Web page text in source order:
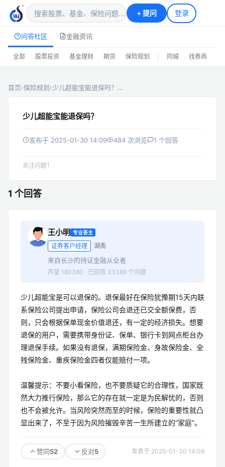
+提问 登录
问答社区 金融资讯
全部 股票投资 基金理财 期货 保险规划 同城 找券商
首页›保险规划›少儿超能宝能退保吗？…
少儿超能宝能退保吗？
发布于 2025-01-30 14:09 484 次浏览 1 个回答
关注问题1
1 个回答
王小明 专业答主
证券客户经理 湖南
来自长沙的持证金融从业者
声望 180360 · 已回答 33389 个问题
少儿超能宝是可以退保的。退保最好在保险犹豫期15天内联
系保险公司提出申请，保险公司会退还已交全额保费，否
则，只会根据保单现金价值退还，有一定的经济损失。想要
退保的用户，需要携带身份证、保单、银行卡到网点柜台办
理退保手续。如果没有退保，满期保险金、身故保险金、全
残保险金、重疾保险金四者仅能赔付一项。
温馨提示：不要小看保险，也不要质疑它的合理性，国家既
然大力推行保险，那么它的存在就一定是为民解忧的，否则
也不会被允许。当风险突然而至的时候，保险的重要性就凸
显出来了，不至于因为风险摧毁辛苦一生所建立的“家庭”。
赞同52 反对5 发表于 2025-01-30 14:09